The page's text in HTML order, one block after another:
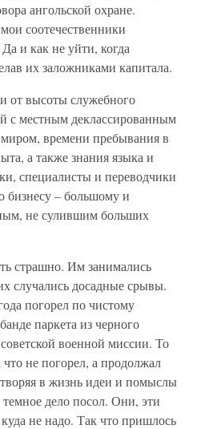
ангольской охране.
соотечественники
и как не уйти, когда
их заложниками капитала.
от высоты служебного
с местным деклассированным
времени пребывания в
а также знания языка и
специалисты и переводчики
бизнесу – большому и
не сулившим больших
страшно. Им занимались
случались досадные срывы.
погорел по чистому
паркета из черного
военной миссии. То
не погорел, а продолжал
в жизнь идеи и помыслы
дело посол. Они, эти
не надо. Так что пришлось